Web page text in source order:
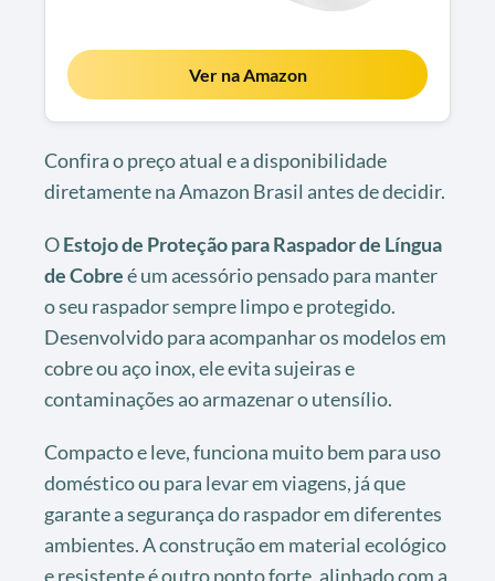
Ver na Amazon
Confira o preço atual e a disponibilidade
diretamente na Amazon Brasil antes de decidir.
OEstojo de Proteção para Raspador de Língua
de Cobreé um acessório pensado para manter
o seu raspador sempre limpo e protegido.
Desenvolvido para acompanhar os modelos em
cobre ou aço inox, ele evita sujeiras e
contaminações ao armazenar o utensílio.
Compacto e leve, funciona muito bem para uso
doméstico ou para levar em viagens, já que
garante a segurança do raspador em diferentes
ambientes. A construção em material ecológico
e resistente é outro ponto forte, alinhado com a